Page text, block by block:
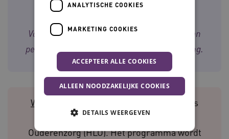
Voor meer informatie over de verwerking van
persoonsgegevens, zie onze
privacyverklaring.
Waardigheid en trots voor de toekomst
is
onderdeel van het Hoofdlijnenakkoord
Ouderenzorg (HLO). Het programma wordt
ANALYTISCHE COOKIES
MARKETING COOKIES
ACCEPTEER ALLE COOKIES
ALLEEN NOODZAKELIJKE COOKIES
DETAILS WEERGEVEN